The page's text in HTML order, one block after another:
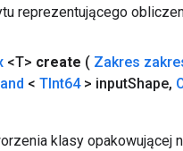
reprezentującego
<T> create ( Zakres
< TInt64> inputShape,
klasy opakowującej